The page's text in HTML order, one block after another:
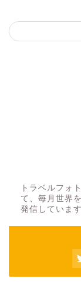
トラベルフォ
て、毎月世界
発信しています